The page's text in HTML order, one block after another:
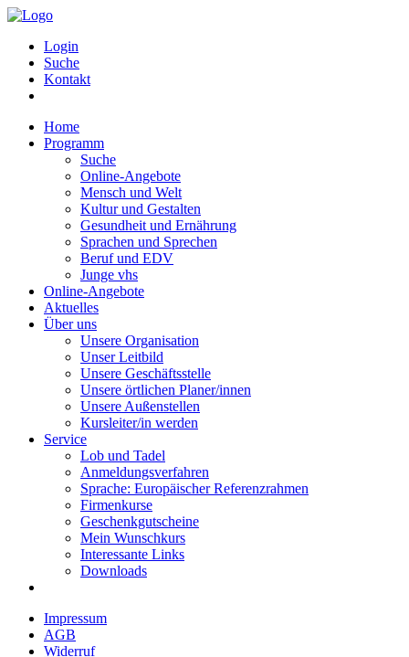
Login
Suche
Kontakt
Home
Programm
Suche
Online-Angebote
Mensch und Welt
Kultur und Gestalten
Gesundheit und Ernährung
Sprachen und Sprechen
Beruf und EDV
Junge vhs
Online-Angebote
Aktuelles
Über uns
Unsere Organisation
Unser Leitbild
Unsere Geschäftsstelle
Unsere örtlichen Planer/innen
Unsere Außenstellen
Kursleiter/in werden
Service
Lob und Tadel
Anmeldungsverfahren
Sprache: Europäischer Referenzrahmen
Firmenkurse
Geschenkgutscheine
Mein Wunschkurs
Interessante Links
Downloads
Impressum
AGB
Widerruf